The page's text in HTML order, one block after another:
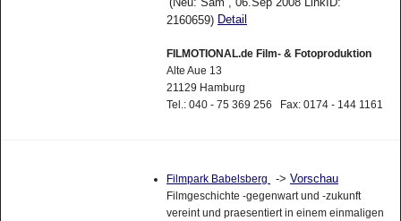
2160659) Detail
FILMOTIONAL.de Film- & Fotoproduktion
Alte Aue 13
21129 Hamburg
Tel.: 040 - 75 369 256 Fax: 0174 - 144 1161
Filmpark Babelsberg -> Vorschau
Filmgeschichte -gegenwart und -zukunft
vereint und praesentiert in einem einmaligen